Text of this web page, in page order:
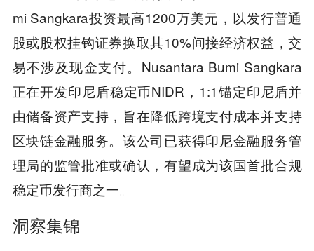
mi Sangkara投资最高1200万美元，以发行普通
股或股权挂钩证券换取其10%间接经济权益，交
易不涉及现金支付。Nusantara Bumi Sangkara
正在开发印尼盾稳定币NIDR，1:1锚定印尼盾并
由储备资产支持，旨在降低跨境支付成本并支持
区块链金融服务。该公司已获得印尼金融服务管
理局的监管批准或确认，有望成为该国首批合规
稳定币发行商之一。
洞察集锦